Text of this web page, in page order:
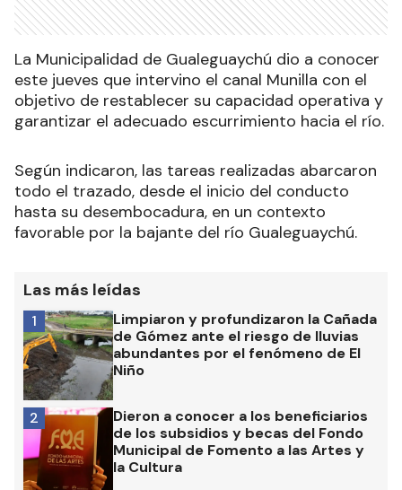
La Municipalidad de Gualeguaychú dio a conocer
este jueves que intervino el canal Munilla con el
objetivo de restablecer su capacidad operativa y
garantizar el adecuado escurrimiento hacia el río.
Según indicaron, las tareas realizadas abarcaron
todo el trazado, desde el inicio del conducto
hasta su desembocadura, en un contexto
favorable por la bajante del río Gualeguaychú.
Las más leídas
Limpiaron y profundizaron la Cañada
de Gómez ante el riesgo de lluvias
abundantes por el fenómeno de El
Niño
1
Dieron a conocer a los beneficiarios
de los subsidios y becas del Fondo
Municipal de Fomento a las Artes y
la Cultura
2